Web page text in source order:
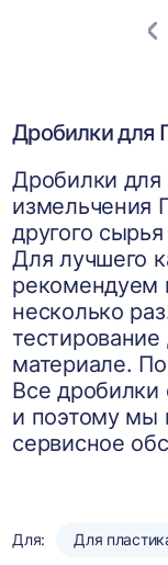
Дробилки для
Дробилки
измельчения
другого
Для лучшего
рекомендуем
несколько
материале.
Все дробилки
и поэтому мы
сервисное
Для: Для